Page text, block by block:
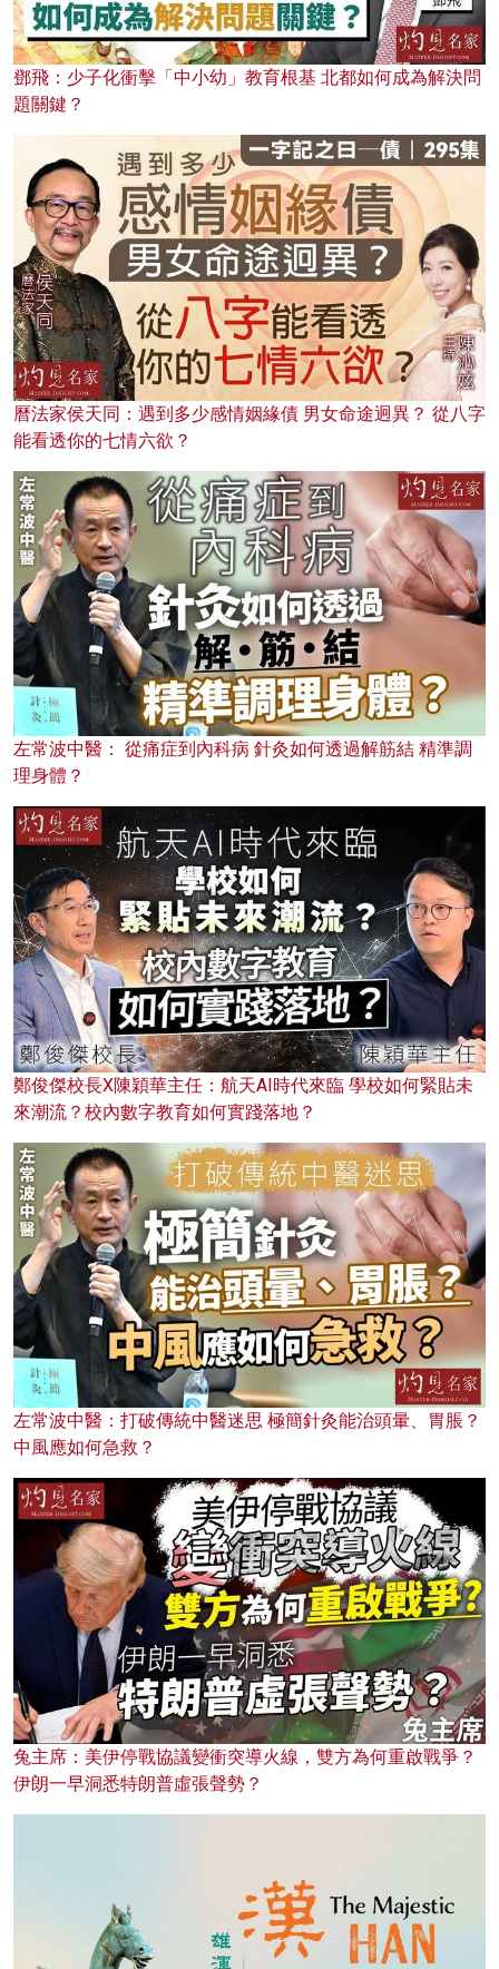
鄧飛：少子化衝擊「中小幼」教育根基 北都如何成為解決問
題關鍵？
曆法家侯天同：遇到多少感情姻緣債 男女命途迥異？ 從八字
能看透你的七情六欲？
左常波中醫： 從痛症到內科病 針灸如何透過解筋結 精準調
理身體？
鄭俊傑校長X陳穎華主任：航天AI時代來臨 學校如何緊貼未
來潮流？校內數字教育如何實踐落地？
左常波中醫：打破傳統中醫迷思 極簡針灸能治頭暈、胃脹？
中風應如何急救？
兔主席：美伊停戰協議變衝突導火線，雙方為何重啟戰爭？
伊朗一早洞悉特朗普虛張聲勢？